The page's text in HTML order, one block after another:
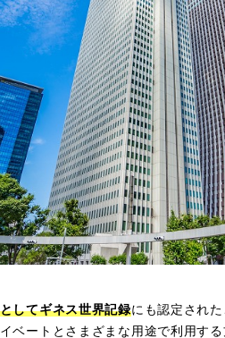
してギネス世界記録にも認定され
ベートとさまざまな用途で利用する